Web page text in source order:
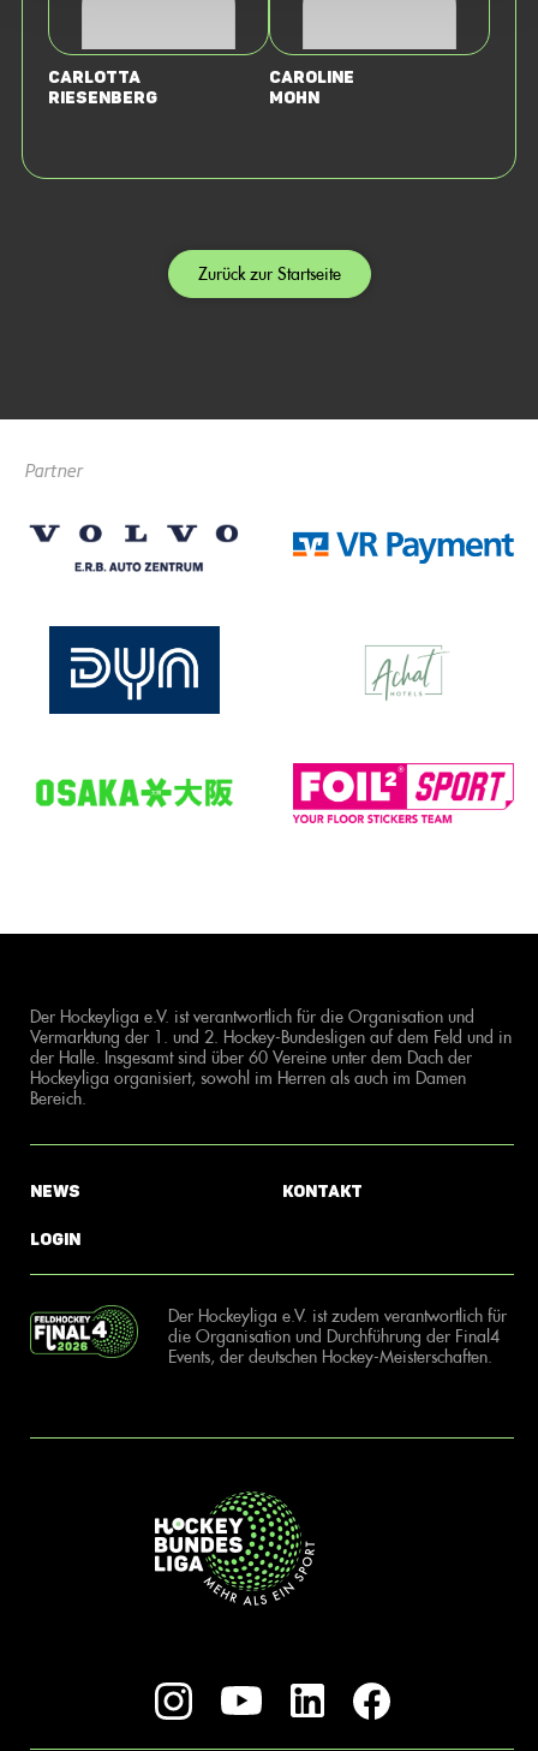
Carlotta
Riesenberg
Caroline
Mohn
Zurück zur Startseite
Partner
Der Hockeyliga e.V. ist verantwortlich für die Organisation und
Vermarktung der 1. und 2. Hockey-Bundesligen auf dem Feld und in
der Halle. Insgesamt sind über 60 Vereine unter dem Dach der
Hockeyliga organisiert, sowohl im Herren als auch im Damen
Bereich.
News
Login
Kontakt
Der Hockeyliga e.V. ist zudem verantwortlich für
die Organisation und Durchführung der Final4
Events, der deutschen Hockey-Meisterschaften.